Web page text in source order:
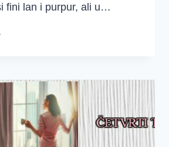
fini lan i purpur, ali u…